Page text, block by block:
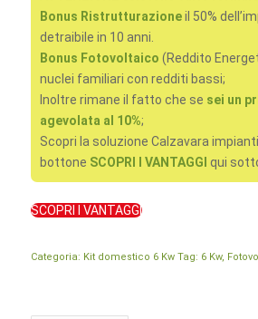
Bonus Ristrutturazioneil 50%
detraibile in 10 anni.
Bonus Fotovoltaico (Reddito
nuclei familiari con redditi bassi;
Inoltre rimane il fatto che se sei un
agevolata al 10%;
Scopri la soluzione Calzavara
bottone SCOPRI I VANTAGGI qui
SCOPRI I VANTAGGI
Categoria: Kit domestico 6 Kw Tag: 6 Kw,